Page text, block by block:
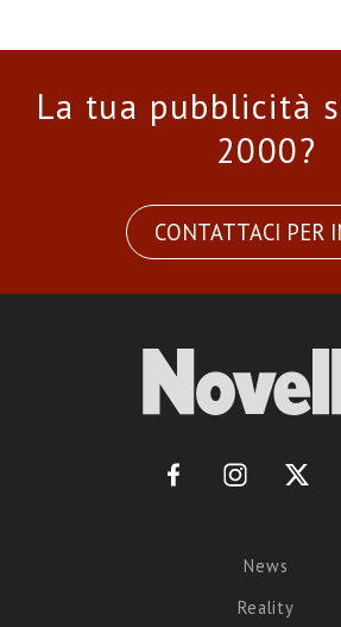
La tua pubblicità
2000?
CONTATTACI PER
News
Reality